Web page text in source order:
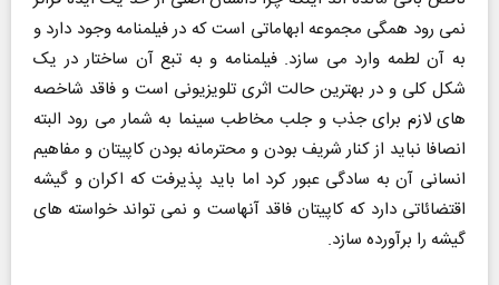
نمی رود همگی مجموعه ابهاماتی است که در فیلمنامه وجود دارد و
به آن لطمه وارد می سازد. فیلمنامه و به تبع آن ساختار در یک
شکل کلی و در بهترین حالت اثری تلویزیونی است و فاقد شاخصه
های لازم برای جذب و جلب مخاطب سینما به شمار می رود البته
انصافا نباید از کنار شریف بودن و محترمانه بودن کاپیتان و مفاهیم
انسانی آن به سادگی عبور کرد اما باید پذیرفت که اکران و گیشه
اقتضائاتی دارد که کاپیتان فاقد آنهاست و نمی تواند خواسته های
گیشه را برآورده سازد.